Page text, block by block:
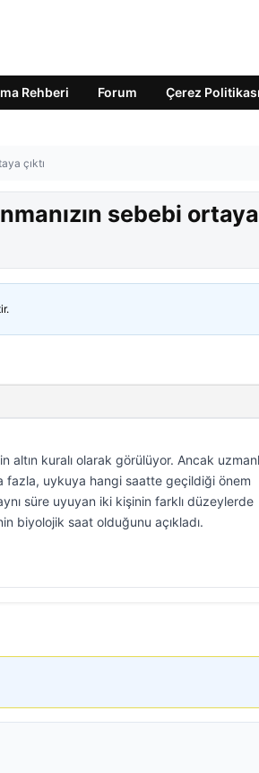
Rehberi Forum Çerez Politikası
çıktı
sebebi ortaya
kuralı olarak görülüyor. Ancak
fazla, uykuya hangi saatte geçildiği önem
süre uyuyan iki kişinin farklı düzeylerde
biyolojik saat olduğunu açıkladı.